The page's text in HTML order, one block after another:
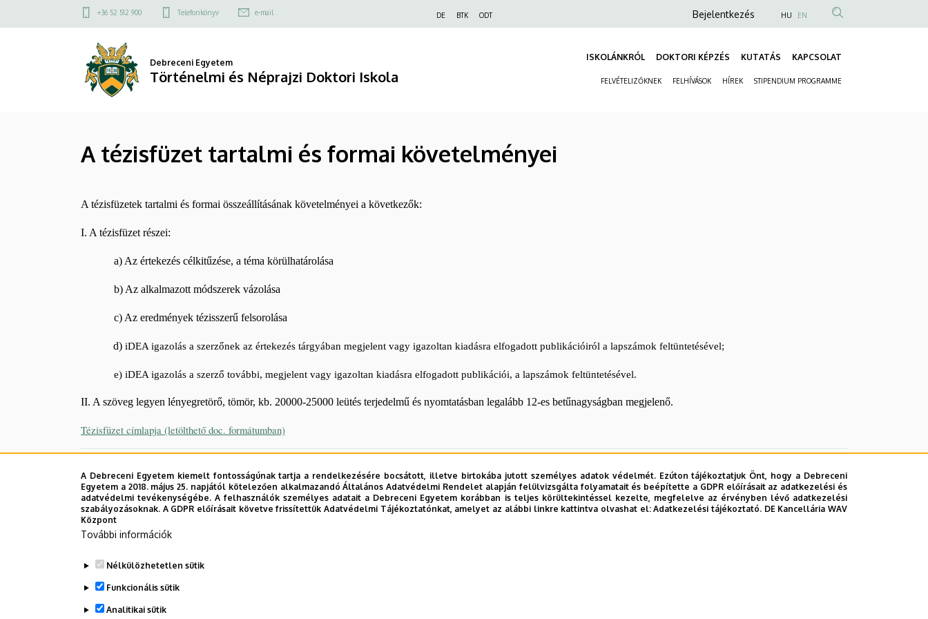
tézisfüzet
követelményei
Történelmi
a
Felső
menü
+36 52 512 900 Telefonkönyv e-mail DE BTK ODT
Anonim
fiók
menüje
Bejelentkezés HU EN
Debreceni Egyetem
Történelmi és Néprajzi Doktori Iskola
ISKOLÁNKRÓL DOKTORI KÉPZÉS KUTATÁS KAPCSOLAT
FELVÉTELIZŐKNEK FELHÍVÁSOK HÍREK STIPENDIUM PROGRAMME
A tézisfüzet tartalmi és formai követelményei
A tézisfüzetek tartalmi és formai összeállításának követelményei a következők:
I. A tézisfüzet részei:
a) Az értekezés célkitűzése, a téma körülhatárolása
b) Az alkalmazott módszerek vázolása
c) Az eredmények tézisszerű felsorolása
d) iDEA igazolás a szerzőnek az értekezés tárgyában megjelent vagy igazoltan kiadásra elfogadott publikációiról a lapszámok feltüntetésével;
e) iDEA igazolás a szerző további, megjelent vagy igazoltan kiadásra elfogadott publikációi, a lapszámok feltüntetésével.
II. A szöveg legyen lényegretörő, tömör, kb. 20000-25000 leütés terjedelmű és nyomtatásban legalább 12-es betűnagyságban megjelenő.
Tézisfüzet címlapja (letölthető doc. formátumban)
Legutóbbi frissítés: 2025. 04. 24. 16:56
A Debreceni Egyetem kiemelt fontosságúnak tartja a rendelkezésére bocsátott, illetve birtokába jutott személyes adatok védelmét. Ezúton tájékoztatjuk Önt, hogy a Debreceni
Egyetem a 2018. május 25. napjától kötelezően alkalmazandó Általános Adatvédelmi Rendelet alapján felülvizsgálta folyamatait és beépítette a GDPR előírásait az adatkezelési és
adatvédelmi tevékenységébe. A felhasználók személyes adatait a Debreceni Egyetem korábban is teljes körültekintéssel kezelte, megfelelve az érvényben lévő adatkezelési
szabályozásoknak. A GDPR előírásait követve frissítettük Adatvédelmi Tájékoztatónkat, amelyet az alábbi linkre kattintva olvashat el:Adatkezelési tájékoztató. DE Kancellária WAV
Központ
További információk
Nélkülözhetetlen sütik
Funkcionális sütik
Analitikai sütik